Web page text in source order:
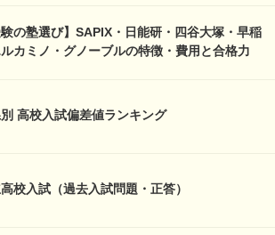
験の塾選び】SAPIX・日能研・四谷大塚・早稲
カミノ・グノーブルの特徴・費用と合格力
高校入試偏差値ランキング
校入試（過去入試問題・正答）